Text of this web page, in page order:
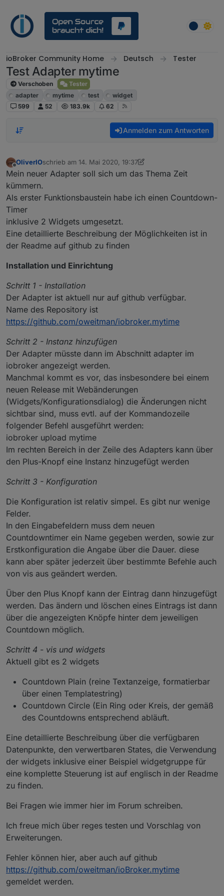
ioBroker Community Home Deutsch Tester
Test Adapter mytime
Verschoben
Tester
adapter
mytime test
widget
599
52 183.9k 62
Anmelden zum Antworten
Offline
OliverIOschrieb am 14. Mai 2020, 19:37
zuletzt editiert von OliverIO8. Mai 2024, 16:36
Mein neuer Adapter soll sich um das Thema Zeit
kümmern.
Als erster Funktionsbaustein habe ich einen Countdown-
Timer
inklusive 2 Widgets umgesetzt.
Eine detaillierte Beschreibung der Möglichkeiten ist in
der Readme auf github zu finden
Installation und Einrichtung
Schritt 1 - Installation
Der Adapter ist aktuell nur auf github verfügbar.
Name des Repository ist
https://github.com/oweitman/iobroker.mytime
Schritt 2 - Instanz hinzufügen
Der Adapter müsste dann im Abschnitt adapter im
iobroker angezeigt werden.
Manchmal kommt es vor, das insbesondere bei einem
neuen Release mit Webänderungen
(Widgets/Konfigurationsdialog) die Änderungen nicht
sichtbar sind, muss evtl. auf der Kommandozeile
folgender Befehl ausgeführt werden:
iobroker upload mytime
Im rechten Bereich in der Zeile des Adapters kann über
den Plus-Knopf eine Instanz hinzugefügt werden
Schritt 3 - Konfiguration
Die Konfiguration ist relativ simpel. Es gibt nur wenige
Felder.
In den Eingabefeldern muss dem neuen
Countdowntimer ein Name gegeben werden, sowie zur
Erstkonfiguration die Angabe über die Dauer. diese
kann aber später jederzeit über bestimmte Befehle auch
von vis aus geändert werden.
Über den Plus Knopf kann der Eintrag dann hinzugefügt
werden. Das ändern und löschen eines Eintrags ist dann
über die angezeigten Knöpfe hinter dem jeweiligen
Countdown möglich.
Schritt 4 - vis und widgets
Aktuell gibt es 2 widgets
Countdown Plain (reine Textanzeige, formatierbar
über einen Templatestring)
Countdown Circle (Ein Ring oder Kreis, der gemäß
des Countdowns entsprechend abläuft.
Eine detaillierte Beschreibung über die verfügbaren
Datenpunkte, den verwertbaren States, die Verwendung
der widgets inklusive einer Beispiel widgetgruppe für
eine komplette Steuerung ist auf englisch in der Readme
zu finden.
Bei Fragen wie immer hier im Forum schreiben.
Ich freue mich über reges testen und Vorschlag von
Erweiterungen.
Fehler können hier, aber auch auf github
https://github.com/oweitman/ioBroker.mytime
gemeldet werden.